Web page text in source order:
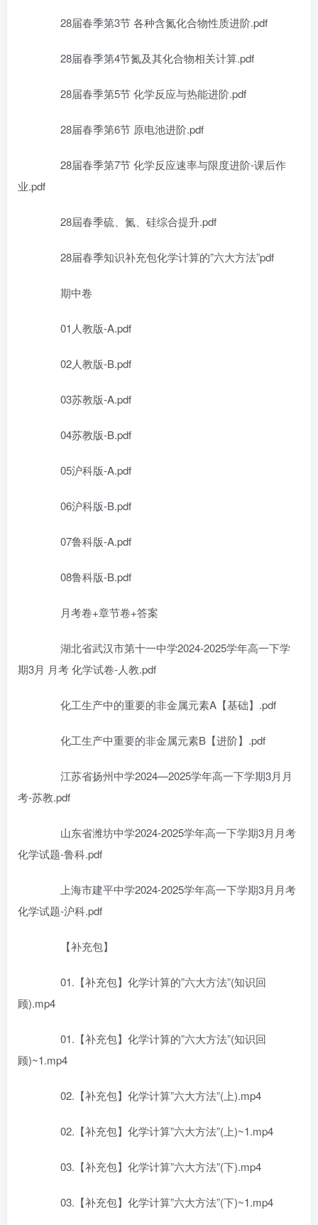
28届春季第3节 各种含氮化合物性质进阶.pdf
28届春季第4节氮及其化合物相关计算.pdf
28届春季第5节 化学反应与热能进阶.pdf
28届春季第6节 原电池进阶.pdf
28届春季第7节 化学反应速率与限度进阶-课后作
业.pdf
28屆春季硫、氮、硅综合提升.pdf
28届春季知识补充包化学计算的”六大方法”pdf
期中卷
01人教版-A.pdf
02人教版-B.pdf
03苏教版-A.pdf
04苏教版-B.pdf
05沪科版-A.pdf
06沪科版-B.pdf
07鲁科版-A.pdf
08鲁科版-B.pdf
月考卷+章节卷+答案
湖北省武汉市第十一中学2024-2025学年高一下学
期3月 月考 化学试卷-人教.pdf
化工生产中的重要的非金属元素A【基础】.pdf
化工生产中重要的非金属元素B【进阶】.pdf
江苏省扬州中学2024—2025学年高一下学期3月月
考-苏教.pdf
山东省潍坊中学2024-2025学年高一下学期3月月考
化学试题-鲁科.pdf
上海市建平中学2024-2025学年高一下学期3月月考
化学试题-沪科.pdf
【补充包】
01.【补充包】化学计算的”六大方法”(知识回
顾).mp4
01.【补充包】化学计算的”六大方法”(知识回
顾)~1.mp4
02.【补充包】化学计算”六大方法”(上).mp4
02.【补充包】化学计算”六大方法”(上)~1.mp4
03.【补充包】化学计算”六大方法”(下).mp4
03.【补充包】化学计算”六大方法”(下)~1.mp4